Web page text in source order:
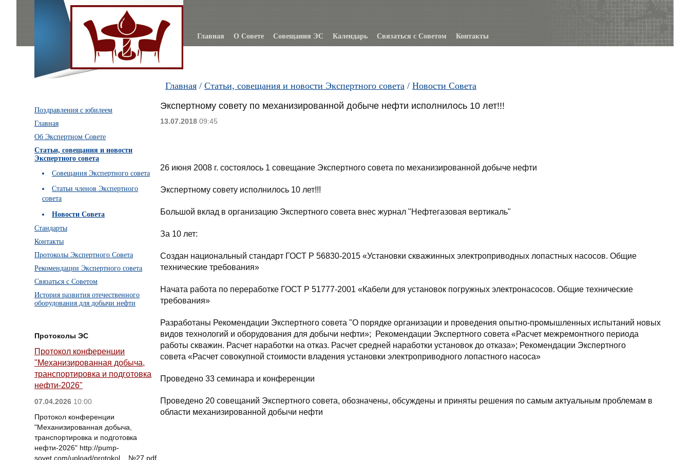
Главная О Совете Совещания ЭС Календарь Связаться с Советом Контакты
Главная / Статьи, совещания и новости Экспертного совета / Новости Совета
Поздравления с юбилеем
Главная
Об Экспертном Совете
Статьи, совещания и новости
Экспертного совета
Совещания Экспертного совета
Статьи членов Экспертного
совета
Новости Совета
Стандарты
Контакты
Протоколы Экспертного Совета
Рекомендации Экспертного совета
Связаться с Советом
История развития отечественного
оборудования для добычи нефти
Протоколы ЭС
Протокол конференции
"Механизированная добыча,
транспортировка и подготовка
нефти-2026"
07.04.2026 10:00
Протокол конференции
"Механизированная добыча,
транспортировка и подготовка
нефти-2026" http://pump-
sovet.com/upload/protokol__№27.pdf
Экспертному совету по механизированной добыче нефти исполнилось 10 лет!!!
13.07.2018 09:45
26 июня 2008 г. состоялось 1 совещание Экспертного совета по механизированной добыче нефти
Экспертному совету исполнилось 10 лет!!!
Большой вклад в организацию Экспертного совета внес журнал "Нефтегазовая вертикаль"
За 10 лет:
Создан национальный стандарт ГОСТ Р 56830-2015 «Установки скважинных электроприводных лопастных насосов. Общие
технические требования»
Начата работа по переработке ГОСТ Р 51777-2001 «Кабели для установок погружных электронасосов. Общие технические
требования»
Разработаны Рекомендации Экспертного совета "О порядке организации и проведения опытно-промышленных испытаний новых
видов технологий и оборудования для добычи нефти»; Рекомендации Экспертного совета «Расчет межремонтного периода
работы скважин. Расчет наработки на отказ. Расчет средней наработки установок до отказа»; Рекомендации Экспертного
совета «Расчет совокупной стоимости владения установки электроприводного лопастного насоса»
Проведено 33 семинара и конференции
Проведено 20 совещаний Экспертного совета, обозначены, обсуждены и приняты решения по самым актуальным проблемам в
области механизированной добычи нефти